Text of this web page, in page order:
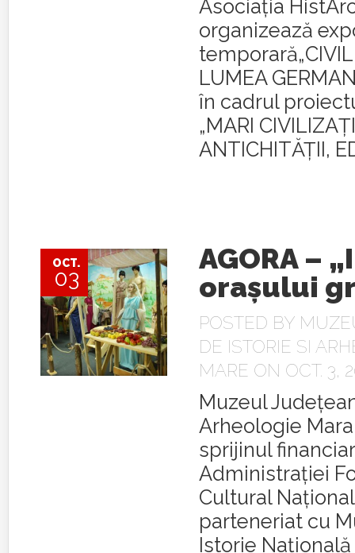
Asociaţia
organizează
LUMEA
în cadrul
„MARI
ANTICHITĂŢII,
OCT.
03
AGORA –
oraşului
POSTED BY
DE ISTORIE SI
MARE ON OCT. 3,
Muzeul
Arheologie
sprijinul
Administraţiei
Cultural
parteneriat cu
Istorie